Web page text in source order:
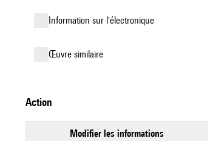
Information sur l'électronique
œuvre similaire
action
modifier les informations